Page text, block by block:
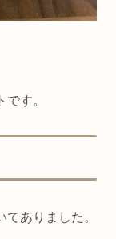
す。
ありました。